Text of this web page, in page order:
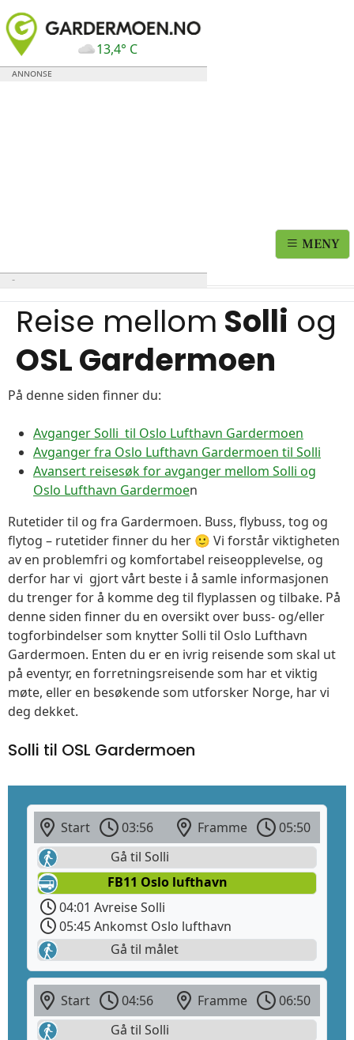
13,4° C
MENY
Reise mellom Solli og
OSL Gardermoen
På denne siden finner du:
Avganger Solli til Oslo Lufthavn Gardermoen
Avganger fra Oslo Lufthavn Gardermoen til Solli
Avansert reisesøk for avganger mellom Solli og
Oslo Lufthavn Gardermoen
Rutetider til og fra Gardermoen. Buss, flybuss, tog og
flytog – rutetider finner du her 🙂 Vi forstår viktigheten
av en problemfri og komfortabel reiseopplevelse, og
derfor har vi gjort vårt beste i å samle informasjonen
du trenger for å komme deg til flyplassen og tilbake. På
denne siden finner du en oversikt over buss- og/eller
togforbindelser som knytter Solli til Oslo Lufthavn
Gardermoen. Enten du er en ivrig reisende som skal ut
på eventyr, en forretningsreisende som har et viktig
møte, eller en besøkende som utforsker Norge, har vi
deg dekket.
Solli til OSL Gardermoen
Start 03:56 Framme
05:50
Gå til Solli
FB11 Oslo lufthavn
04:01 Avreise Solli
05:45 Ankomst Oslo lufthavn
Gå til målet
Start 04:56 Framme
06:50
Gå til Solli